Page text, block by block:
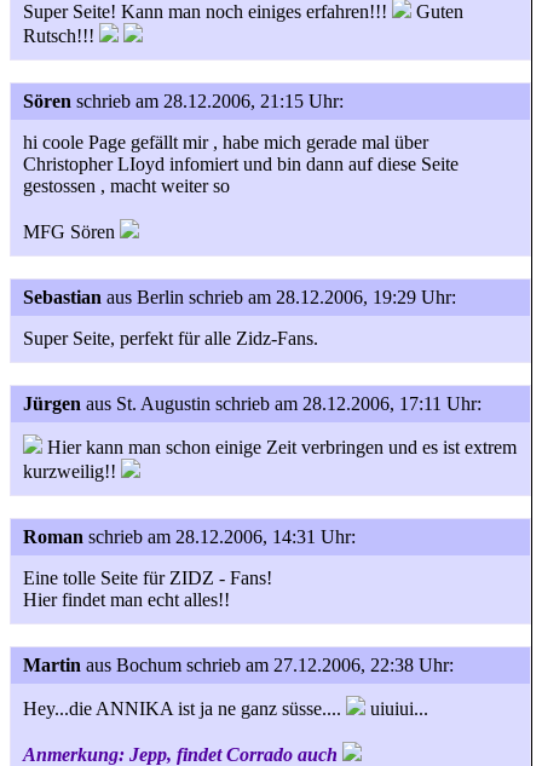
Super Seite! Kann man noch einiges erfahren!!!
Guten
Rutsch!!!
Sören schrieb am 28.12.2006, 21:15 Uhr:
hi coole Page gefällt mir , habe mich gerade mal über
Christopher LIoyd infomiert und bin dann auf diese Seite
gestossen , macht weiter so
MFG Sören
Sebastian aus Berlin schrieb am 28.12.2006, 19:29 Uhr:
Super Seite, perfekt für alle Zidz-Fans.
Jürgen aus St. Augustin schrieb am 28.12.2006, 17:11 Uhr:
Hier kann man schon einige Zeit verbringen und es ist extrem
kurzweilig!!
Roman schrieb am 28.12.2006, 14:31 Uhr:
Eine tolle Seite für ZIDZ - Fans!
Hier findet man echt alles!!
Martin aus Bochum schrieb am 27.12.2006, 22:38 Uhr:
Hey...die ANNIKA ist ja ne ganz süsse.... uiuiui...
Anmerkung: Jepp, findet Corrado auch